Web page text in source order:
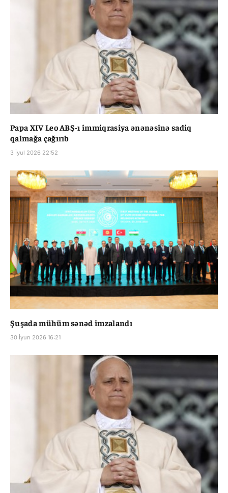
Papa XIV Leo ABŞ-ı immiqrasiya ənənəsinə sadiq
qalmağa çağırıb
3 İyul 2026 22:52
Şuşada mühüm sənəd imzalandı
30 İyun 2026 16:21